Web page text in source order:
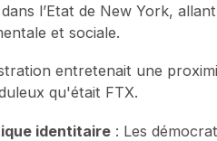
l’Etat de New York,
et sociale.
entretenait une
qu'était FTX.
identitaire : Les